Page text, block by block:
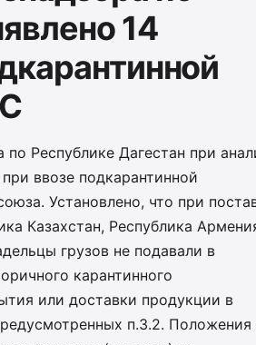
14
Республике Дагестан при
ввозе подкарантинной
Установлено, что при
Казахстан, Республика
грузов не подавали в
карантинного
или доставки продукции в
п.3.2. Положения